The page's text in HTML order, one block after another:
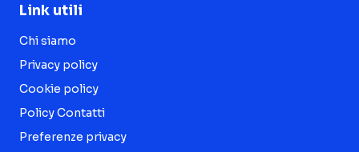
Link utili
Chi siamo
Privacy policy
Cookie policy
Policy Contatti
Preferenze privacy